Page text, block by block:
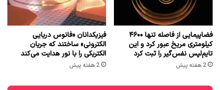
فضاپیمایی از فاصله تنها ۴۶۰۰
کیلومتری مریخ عبور کرد و این
تایم‌لپس نفس‌گیر را ثبت کرد
2 هفته پیش
فیزیکدانان «فانوس دریایی
الکترونی» ساختند که جریان
الکتریکی را با نور هدایت می‌کند
2 هفته پیش